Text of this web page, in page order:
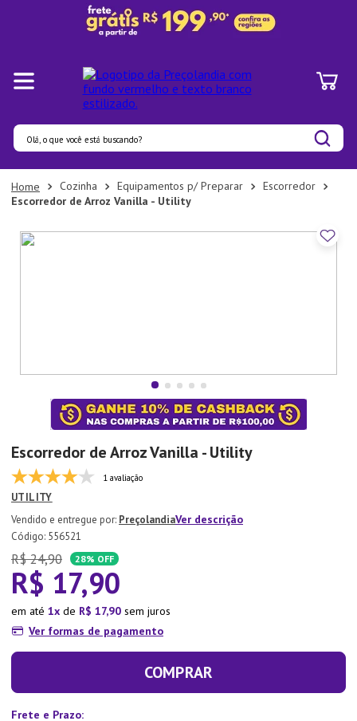
Olá, o que você está buscando?
Cozinha Equipamentos p/ Preparar
Escorredor
Escorredor de Arroz Vanilla - Utility
Escorredor de Arroz Vanilla - Utility
1 avaliação
UTILITY
PreçolandiaVer descrição
: 556521
R$ 24,90 28% OFF
R$ 17,90
em até 1 de R$ 17,90 sem juros
Ver formas de pagamento
COMPRAR
Termos mais buscados
1º
Panelas
2º
Pratos
7º
Aparelho Jantar
Xicara
Tapete
10º Lixeira